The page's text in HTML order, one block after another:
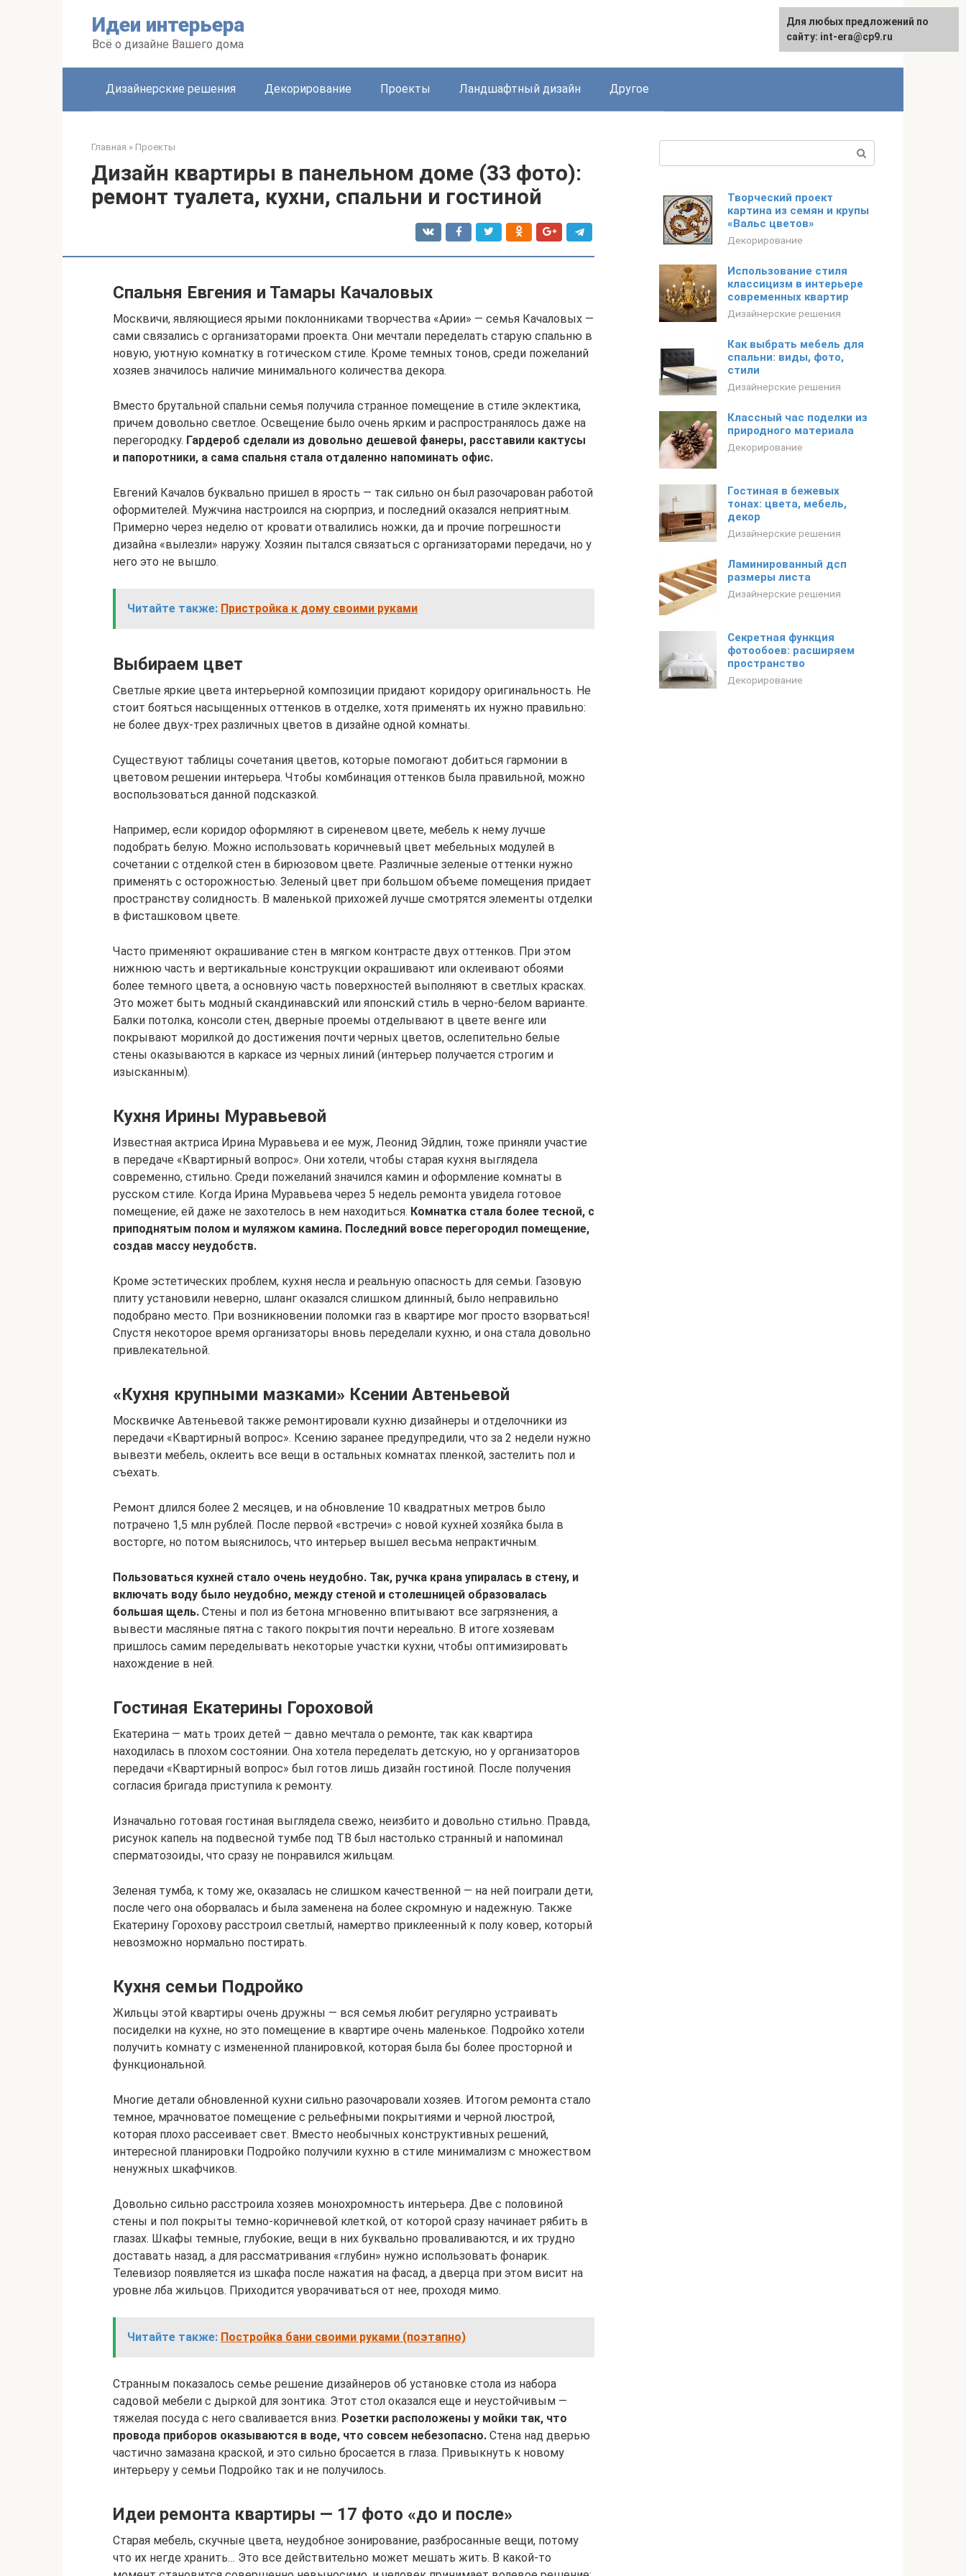
Идеи интерьера
Всё о дизайне Вашего дома
English
Дизайнерские решения Декорирование Проекты Ландшафтный дизайн Другое
Главная » Проекты
Дизайн квартиры в панельном доме (33 фото):
ремонт туалета, кухни, спальни и гостиной
Спальня Евгения и Тамары Качаловых
Москвичи, являющиеся ярыми поклонниками творчества «Арии» — семья Качаловых —
сами связались с организаторами проекта. Они мечтали переделать старую спальню в
новую, уютную комнатку в готическом стиле. Кроме темных тонов, среди пожеланий
хозяев значилось наличие минимального количества декора.
Вместо брутальной спальни семья получила странное помещение в стиле эклектика,
причем довольно светлое. Освещение было очень ярким и распространялось даже на
перегородку. Гардероб сделали из довольно дешевой фанеры, расставили кактусы
и папоротники, а сама спальня стала отдаленно напоминать офис.
Евгений Качалов буквально пришел в ярость — так сильно он был разочарован работой
оформителей. Мужчина настроился на сюрприз, и последний оказался неприятным.
Примерно через неделю от кровати отвалились ножки, да и прочие погрешности
дизайна «вылезли» наружу. Хозяин пытался связаться с организаторами передачи, но у
него это не вышло.
Читайте также: Пристройка к дому своими руками
Выбираем цвет
Светлые яркие цвета интерьерной композиции придают коридору оригинальность. Не
стоит бояться насыщенных оттенков в отделке, хотя применять их нужно правильно:
не более двух-трех различных цветов в дизайне одной комнаты.
Существуют таблицы сочетания цветов, которые помогают добиться гармонии в
цветовом решении интерьера. Чтобы комбинация оттенков была правильной, можно
воспользоваться данной подсказкой.
Например, если коридор оформляют в сиреневом цвете, мебель к нему лучше
подобрать белую. Можно использовать коричневый цвет мебельных модулей в
сочетании с отделкой стен в бирюзовом цвете. Различные зеленые оттенки нужно
применять с осторожностью. Зеленый цвет при большом объеме помещения придает
пространству солидность. В маленькой прихожей лучше смотрятся элементы отделки
в фисташковом цвете.
Часто применяют окрашивание стен в мягком контрасте двух оттенков. При этом
нижнюю часть и вертикальные конструкции окрашивают или оклеивают обоями
более темного цвета, а основную часть поверхностей выполняют в светлых красках.
Это может быть модный скандинавский или японский стиль в черно-белом варианте.
Балки потолка, консоли стен, дверные проемы отделывают в цвете венге или
покрывают морилкой до достижения почти черных цветов, ослепительно белые
стены оказываются в каркасе из черных линий (интерьер получается строгим и
изысканным).
Кухня Ирины Муравьевой
Известная актриса Ирина Муравьева и ее муж, Леонид Эйдлин, тоже приняли участие
в передаче «Квартирный вопрос». Они хотели, чтобы старая кухня выглядела
современно, стильно. Среди пожеланий значился камин и оформление комнаты в
русском стиле. Когда Ирина Муравьева через 5 недель ремонта увидела готовое
помещение, ей даже не захотелось в нем находиться. Комнатка стала более тесной, с
приподнятым полом и муляжом камина. Последний вовсе перегородил помещение,
создав массу неудобств.
Кроме эстетических проблем, кухня несла и реальную опасность для семьи. Газовую
плиту установили неверно, шланг оказался слишком длинный, было неправильно
подобрано место. При возникновении поломки газ в квартире мог просто взорваться!
Спустя некоторое время организаторы вновь переделали кухню, и она стала довольно
привлекательной.
«Кухня крупными мазками» Ксении Автеньевой
Москвичке Автеньевой также ремонтировали кухню дизайнеры и отделочники из
передачи «Квартирный вопрос». Ксению заранее предупредили, что за 2 недели нужно
вывезти мебель, оклеить все вещи в остальных комнатах пленкой, застелить пол и
съехать.
Ремонт длился более 2 месяцев, и на обновление 10 квадратных метров было
потрачено 1,5 млн рублей. После первой «встречи» с новой кухней хозяйка была в
восторге, но потом выяснилось, что интерьер вышел весьма непрактичным.
Пользоваться кухней стало очень неудобно. Так, ручка крана упиралась в стену, и
включать воду было неудобно, между стеной и столешницей образовалась
большая щель. Стены и пол из бетона мгновенно впитывают все загрязнения, а
вывести масляные пятна с такого покрытия почти нереально. В итоге хозяевам
пришлось самим переделывать некоторые участки кухни, чтобы оптимизировать
нахождение в ней.
Гостиная Екатерины Гороховой
Екатерина — мать троих детей — давно мечтала о ремонте, так как квартира
находилась в плохом состоянии. Она хотела переделать детскую, но у организаторов
передачи «Квартирный вопрос» был готов лишь дизайн гостиной. После получения
согласия бригада приступила к ремонту.
Изначально готовая гостиная выглядела свежо, неизбито и довольно стильно. Правда,
рисунок капель на подвесной тумбе под ТВ был настолько странный и напоминал
сперматозоиды, что сразу не понравился жильцам.
Зеленая тумба, к тому же, оказалась не слишком качественной — на ней поиграли дети,
после чего она оборвалась и была заменена на более скромную и надежную. Также
Екатерину Горохову расстроил светлый, намертво приклеенный к полу ковер, который
невозможно нормально постирать.
Кухня семьи Подройко
Жильцы этой квартиры очень дружны — вся семья любит регулярно устраивать
посиделки на кухне, но это помещение в квартире очень маленькое. Подройко хотели
получить комнату с измененной планировкой, которая была бы более просторной и
функциональной.
Многие детали обновленной кухни сильно разочаровали хозяев. Итогом ремонта стало
темное, мрачноватое помещение с рельефными покрытиями и черной люстрой,
которая плохо рассеивает свет. Вместо необычных конструктивных решений,
интересной планировки Подройко получили кухню в стиле минимализм с множеством
ненужных шкафчиков.
Довольно сильно расстроила хозяев монохромность интерьера. Две с половиной
стены и пол покрыты темно-коричневой клеткой, от которой сразу начинает рябить в
глазах. Шкафы темные, глубокие, вещи в них буквально проваливаются, и их трудно
доставать назад, а для рассматривания «глубин» нужно использовать фонарик.
Телевизор появляется из шкафа после нажатия на фасад, а дверца при этом висит на
уровне лба жильцов. Приходится уворачиваться от нее, проходя мимо.
Читайте также: Постройка бани своими руками (поэтапно)
Странным показалось семье решение дизайнеров об установке стола из набора
садовой мебели с дыркой для зонтика. Этот стол оказался еще и неустойчивым —
тяжелая посуда с него сваливается вниз. Розетки расположены у мойки так, что
провода приборов оказываются в воде, что совсем небезопасно. Стена над дверью
частично замазана краской, и это сильно бросается в глаза. Привыкнуть к новому
интерьеру у семьи Подройко так и не получилось.
Идеи ремонта квартиры — 17 фото «до и после»
Старая мебель, скучные цвета, неудобное зонирование, разбросанные вещи, потому
что их негде хранить… Это все действительно может мешать жить. В какой-то
Творческий проект
картина из семян и крупы
«Вальс цветов»
Декорирование
Использование стиля
классицизм в интерьере
современных квартир
Дизайнерские решения
Как выбрать мебель для
спальни: виды, фото,
стили
Дизайнерские решения
Классный час поделки из
природного материала
Декорирование
Гостиная в бежевых
тонах: цвета, мебель,
декор
Дизайнерские решения
Ламинированный дсп
размеры листа
Дизайнерские решения
Секретная функция
фотообоев: расширяем
пространство
Декорирование
Для любых предложений по
сайту: int-era@cp9.ru